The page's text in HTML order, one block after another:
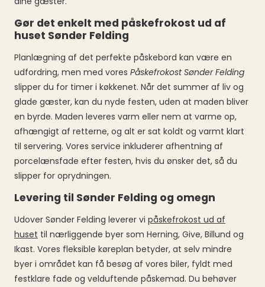
Gør det enkelt med påskefrokost ud af
huset Sønder Felding
Planlægning af det perfekte påskebord kan være en
udfordring, men med vores Påskefrokost Sønder Felding
slipper du for timer i køkkenet. Når det summer af liv og
glade gæster, kan du nyde festen, uden at maden bliver
en byrde. Maden leveres varm eller nem at varme op,
afhængigt af retterne, og alt er sat koldt og varmt klart
til servering. Vores service inkluderer afhentning af
porcelænsfade efter festen, hvis du ønsker det, så du
slipper for oprydningen.
Levering til Sønder Felding og omegn
Udover Sønder Felding leverer vi påskefrokost ud af
huset til nærliggende byer som Herning, Give, Billund og
Ikast. Vores fleksible køreplan betyder, at selv mindre
byer i området kan få besøg af vores biler, fyldt med
festklare fade og velduftende påskemad. Du behøver